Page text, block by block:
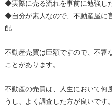
◆実際に売る流れを事前に勉強し
◆自分が素人なので、不動産屋に
配…
不動産売買は巨額ですので、不審
ことがあります。
不動産の売買は、人生において何
うし、よく調査した方が良いです。